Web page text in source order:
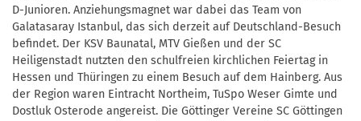
D-Junioren. Anziehungsmagnet war dabei das Team von
Galatasaray Istanbul, das sich derzeit auf Deutschland-Besuch
befindet. Der KSV Baunatal, MTV Gießen und der SC
Heiligenstadt nutzten den schulfreien kirchlichen Feiertag in
Hessen und Thüringen zu einem Besuch auf dem Hainberg. Aus
der Region waren Eintracht Northeim, TuSpo Weser Gimte und
Dostluk Osterode angereist. Die Göttinger Vereine SC Göttingen